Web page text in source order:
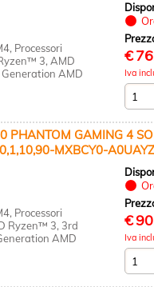
Processori
3, AMD
AMD
€
Iva
PHANTOM GAMING 4
MXBCY0-A0UAYZ
Processori
Ryzen™ 3, 3rd
AMD
€
Iva